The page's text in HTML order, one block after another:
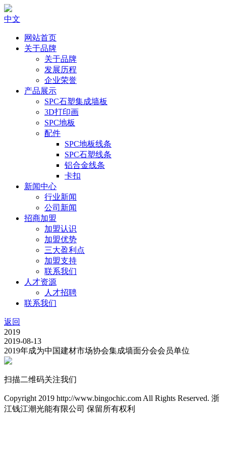
中文
网站首页
关于品牌
关于品牌
发展历程
企业荣誉
产品展示
SPC石塑集成墙板
3D打印画
SPC地板
配件
SPC地板线条
SPC石塑线条
铝合金线条
卡扣
新闻中心
行业新闻
公司新闻
招商加盟
加盟认识
加盟优势
三大盈利点
加盟支持
联系我们
人才资源
人才招聘
联系我们
返回
2019
2019-08-13
2019年成为中国建材市场协会集成墙面分会会员单位
扫描二维码关注我们
Copyright 2019 http://www.bingochic.com All Rights Reserved. 浙
江钱江潮光能有限公司 保留所有权利